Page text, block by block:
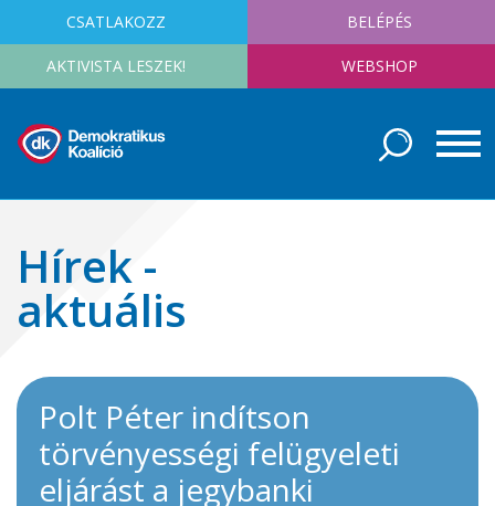
CSATLAKOZZ BELÉPÉS
AKTIVISTA LESZEK! WEBSHOP
Hírek -
aktuális
Polt Péter indítson
törvényességi felügyeleti
eljárást a jegybanki